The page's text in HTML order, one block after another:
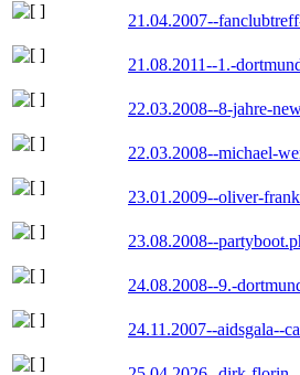
21.04.2007--
21.08.2011--1.-
22.03.2008--8-jahre-
22.03.2008--michael-
23.01.2009--oliver-
23.08.2008--
24.08.2008--9.-
24.11.2007--aidsgala--